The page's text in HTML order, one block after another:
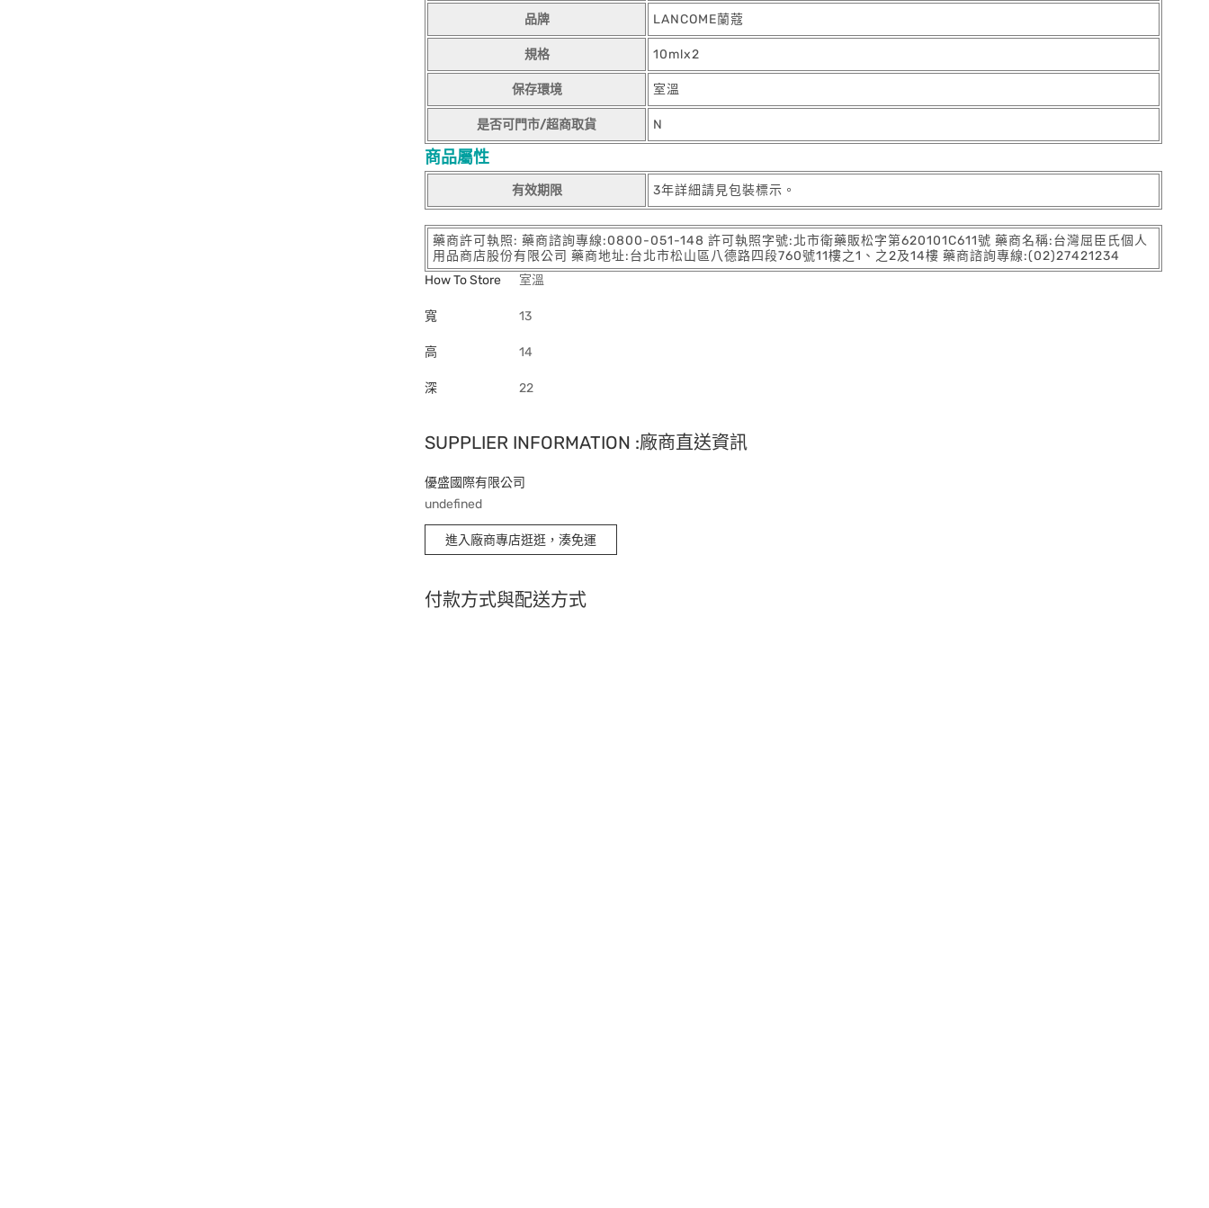
品牌 LANCOME蘭蔻
規格 10mlx2
保存環境 室溫
是否可門市/超商取貨 N
商品屬性
有效期限 3年詳細請見包裝標示。
藥商許可執照: 藥商諮詢專線:0800-051-148 許可執照字號:北市衛藥販松字第620101C611號 藥商名稱:台灣屈臣氏個人
用品商店股份有限公司 藥商地址:台北市松山區八德路四段760號11樓之1、之2及14樓 藥商諮詢專線:(02)27421234
How To Store
室溫
寬 13
高 14
深 22
SUPPLIER INFORMATION :廠商直送資訊
優盛國際有限公司
undefined
進入廠商專店逛逛，湊免運
付款方式與配送方式